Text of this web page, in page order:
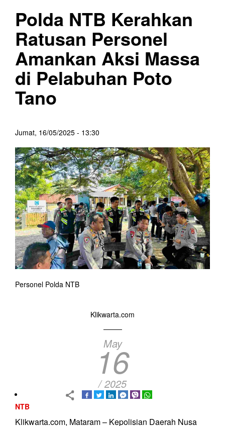
Polda NTB Kerahkan
Ratusan Personel
Amankan Aksi Massa
di Pelabuhan Poto
Tano
Jumat, 16/05/2025 - 13:30
Personel Polda NTB
Klikwarta.com
May
16
/ 2025
NTB
Klikwarta.com, Mataram – Kepolisian Daerah Nusa